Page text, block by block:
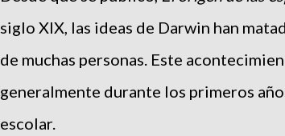
siglo XIX, las ideas de Darwin han
de muchas personas. Este
generalmente durante los primeros
escolar.